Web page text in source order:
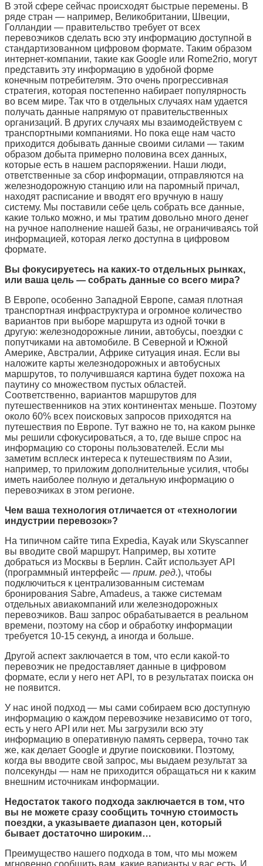
В этой сфере сейчас происходят быстрые перемены. В
ряде стран — например, Великобритании, Швеции,
Голландии — правительство требует от всех
перевозчиков сделать всю эту информацию доступной в
стандартизованном цифровом формате. Таким образом
интернет-компании, такие как Google или Rome2rio, могут
представить эту информацию в удобной форме
конечным потребителям. Это очень прогрессивная
стратегия, которая постепенно набирает популярность
во всем мире. Так что в отдельных случаях нам удается
получать данные напрямую от правительственных
организаций. В других случаях мы взаимодействуем с
транспортными компаниями. Но пока еще нам часто
приходится добывать данные своими силами — таким
образом добыта примерно половина всех данных,
которые есть в нашем распоряжении. Наши люди,
ответственные за сбор информации, отправляются на
железнодорожную станцию или на паромный причал,
находят расписание и вводят его вручную в нашу
систему. Мы поставили себе цель собрать все данные,
какие только можно, и мы тратим довольно много денег
на ручное наполнение нашей базы, не ограничиваясь той
информацией, которая легко доступна в цифровом
формате.
Вы фокусируетесь на каких-то отдельных рынках,
или ваша цель — собрать данные со всего мира?
В Европе, особенно Западной Европе, самая плотная
транспортная инфраструктура и огромное количество
вариантов при выборе маршрута из одной точки в
другую: железнодорожные линии, автобусы, поездки с
попутчиками на автомобиле. В Северной и Южной
Америке, Австралии, Африке ситуация иная. Если вы
наложите карты железнодорожных и автобусных
маршрутов, то получившаяся картина будет похожа на
паутину со множеством пустых областей.
Соответственно, вариантов маршрутов для
путешественников на этих континентах меньше. Поэтому
около 60% всех поисковых запросов приходятся на
путешествия по Европе. Тут важно не то, на каком рынке
мы решили сфокусироваться, а то, где выше спрос на
информацию со стороны пользователей. Если мы
заметим всплеск интереса к путешествиям по Азии,
например, то приложим дополнительные усилия, чтобы
иметь наиболее полную и детальную информацию о
перевозчиках в этом регионе.
Чем ваша технология отличается от «технологии
индустрии перевозок»?
На типичном сайте типа Expedia, Kayak или Skyscanner
вы вводите свой маршрут. Например, вы хотите
добраться из Москвы в Берлин. Сайт использует API
(программный интерфейс — прим. ред.), чтобы
подключиться к централизованным системам
бронирования Sabre, Amadeus, а также системам
отдельных авиакомпаний или железнодорожных
перевозчиков. Ваш запрос обрабатывается в реальном
времени, поэтому на сбор и обработку информации
требуется 10-15 секунд, а иногда и больше.
Другой аспект заключается в том, что если какой-то
перевозчик не предоставляет данные в цифровом
формате, если у него нет API, то в результатах поиска он
не появится.
У нас иной подход — мы сами собираем всю доступную
информацию о каждом перевозчике независимо от того,
есть у него API или нет. Мы загрузили всю эту
информацию в оперативную память сервера, точно так
же, как делает Google и другие поисковики. Поэтому,
когда вы вводите свой запрос, мы выдаем результат за
полсекунды — нам не приходится обращаться ни к каким
внешним источникам информации.
Недостаток такого подхода заключается в том, что
вы не можете сразу сообщить точную стоимость
поездки, а указываете диапазон цен, который
бывает достаточно широким…
Преимущество нашего подхода в том, что мы можем
мгновенно сообщить вам, какие варианты у вас есть. И